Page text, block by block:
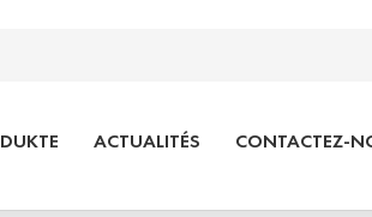
ACTUALITÉS CONTACTEZ-